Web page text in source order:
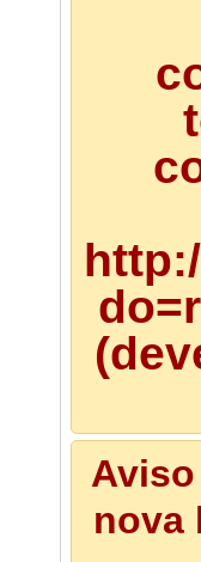
nova